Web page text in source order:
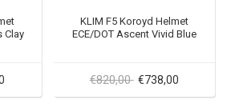
Clay
KLIM F5 Koroyd Helmet
ECE/DOT Ascent Vivid Blue
€820,00 €738,00